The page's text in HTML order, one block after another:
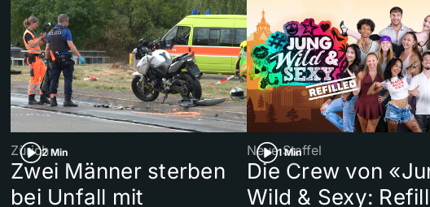
2 Min
Zürich
Zwei Männer sterben
bei Unfall mit
1 Min
Neue Staffel
Die Crew von
Wild & Sexy: